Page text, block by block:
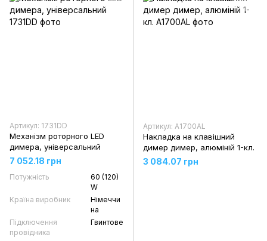
Артикул: 1731DD
Механізм роторного LED
димера, універсальний
7 052.18 грн
Потужність
60 (120)
W
Країна виробник
Німеччи
на
Підключення
провідника
Гвинтове
Артикул: A1700AL
Накладка на клавішний
димер димер, алюміній 1-кл.
3 084.07 грн